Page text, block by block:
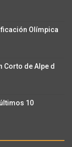
Olímpica
Corto de Alpe d
10